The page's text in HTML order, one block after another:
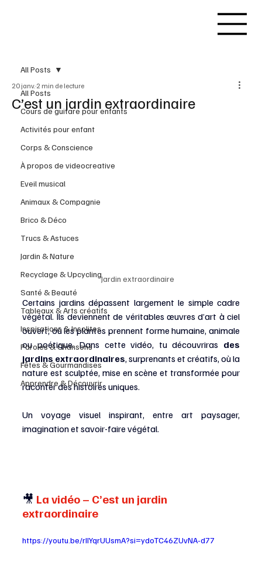
All Posts
Cours de guitare pour enfants
Activités pour enfant
Corps & Conscience
À propos de videocreative
Eveil musical
Animaux & Compagnie
Brico & Déco
Trucs & Astuces
Jardin & Nature
Recyclage & Upcycling
Santé & Beauté
Tableaux & Arts créatifs
Inspirations & Insolites
Paroles & Chansons
Fêtes & Gourmandises
Apprendre & Découvrir
All Posts
C’est un jardin extraordinaire
20 janv. 2 min de lecture
Jardin extraordinaire
Certains jardins dépassent largement le simple cadre
végétal. Ils deviennent de véritables œuvres d’art à ciel
ouvert, où les plantes prennent forme humaine, animale
ou poétique. Dans cette vidéo, tu découvriras des
jardins extraordinaires, surprenants et créatifs, où la
nature est sculptée, mise en scène et transformée pour
raconter des histoires uniques.
Un voyage visuel inspirant, entre art paysager,
imagination et savoir-faire végétal.
🎥 La vidéo – C’est un jardin
extraordinaire
https://youtu.be/rIIYqrUUsmA?si=ydoTC46ZUvNA-d77